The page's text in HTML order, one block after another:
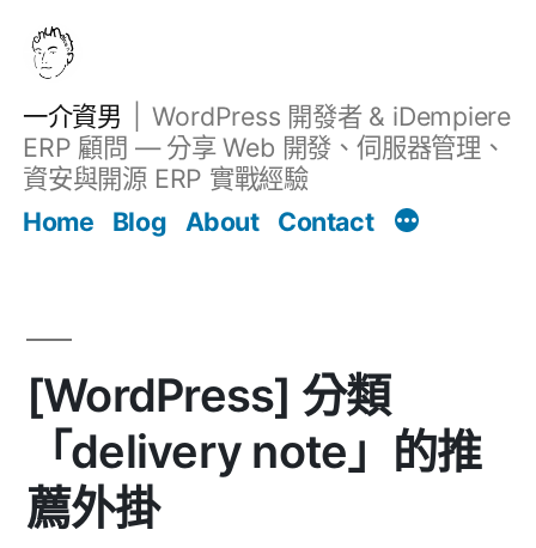
一介資男
WordPress 開發者 & iDempiere
ERP 顧問 — 分享 Web 開發、伺服器管理、
資安與開源 ERP 實戰經驗
Home
Blog About Contact
[WordPress] 分類
「delivery note」的推
薦外掛
文章